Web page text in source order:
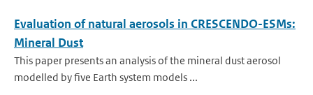
Evaluation of natural aerosols in CRESCENDO-ESMs:
Mineral Dust
This paper presents an analysis of the mineral dust aerosol
modelled by five Earth system models ...